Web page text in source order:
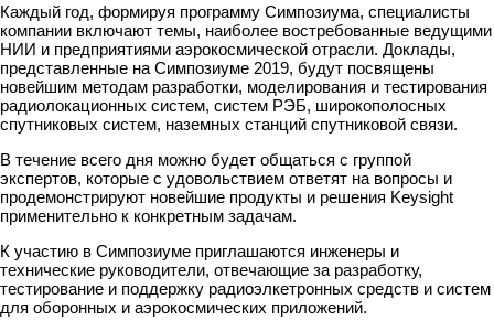
Каждый год, формируя программу Симпозиума, специалисты
компании включают темы, наиболее востребованные ведущими
НИИ и предприятиями аэрокосмической отрасли. Доклады,
представленные на Симпозиуме 2019, будут посвящены
новейшим методам разработки, моделирования и тестирования
радиолокационных систем, систем РЭБ, широкополосных
спутниковых систем, наземных станций спутниковой связи.
В течение всего дня можно будет общаться с группой
экспертов, которые с удовольствием ответят на вопросы и
продемонстрируют новейшие продукты и решения Keysight
применительно к конкретным задачам.
К участию в Симпозиуме приглашаются инженеры и
технические руководители, отвечающие за разработку,
тестирование и поддержку радиоэлкетронных средств и систем
для оборонных и аэрокосмических приложений.